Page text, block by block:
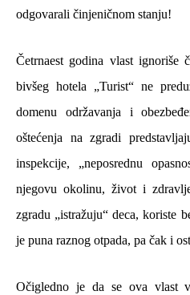
odgovarali činjeničnom stanju!
Četrnaest godina vlast ignoriše
bivšeg hotela „Turist“ ne
domenu održavanja i
oštećenja na zgradi
inspekcije, „neposrednu
njegovu okolinu, život i
zgradu „istražuju“ deca, koriste
je puna raznog otpada, pa čak i
Očigledno je da se ova vlast